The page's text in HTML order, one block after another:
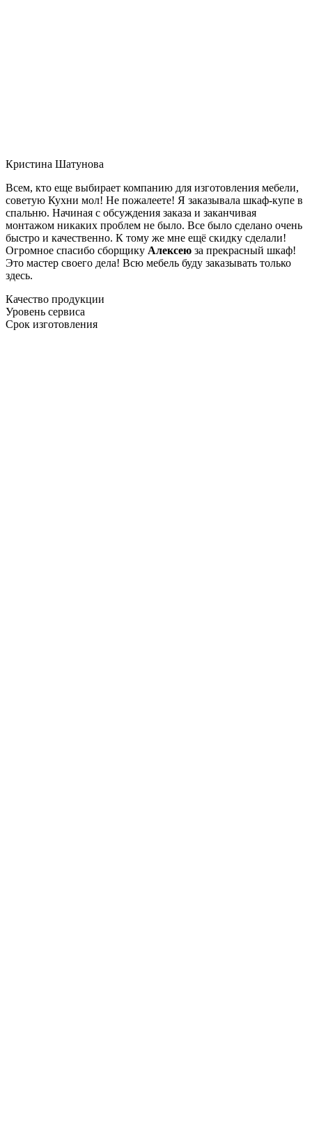
Кристина Шатунова
Всем, кто еще выбирает компанию для изготовления мебели,
советую Кухни мол! Не пожалеете! Я заказывала шкаф-купе в
спальню. Начиная с обсуждения заказа и заканчивая
монтажом никаких проблем не было. Все было сделано очень
быстро и качественно. К тому же мне ещё скидку сделали!
Огромное спасибо сборщику Алексею за прекрасный шкаф!
Это мастер своего дела! Всю мебель буду заказывать только
здесь.
Качество продукции
Уровень сервиса
Срок изготовления